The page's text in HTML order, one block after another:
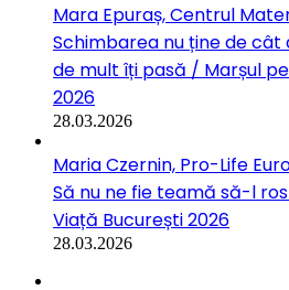
Mara Epuraș, Centrul
Schimbarea nu ține de cât
de mult îți pasă / Marșul
2026
28.03.2026
Maria Czernin, Pro-Life
Să nu ne fie teamă să-l
Viață București 2026
28.03.2026